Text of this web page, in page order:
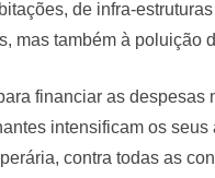
de infra-
mas também à poluição
financiar as despesas
intensificam os seus
contra todas as